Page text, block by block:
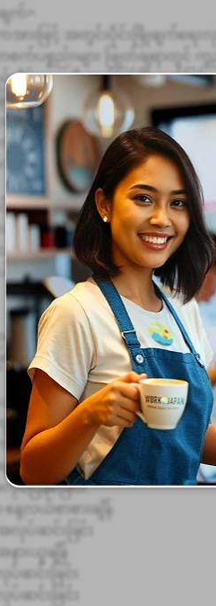
က်>
းဖြင့် အတွင်းပိုင်းဖြိုဖျက်ရေးလု
ာစက်ပစ္စည်းများ ဖြုတ်ချရာတွ
းများကို လက်ဖြင့်ဖြိုဖျက်ခြင်း၊
ဖုန်မှုန့်များမ၀င်စေရန် ရေလောင်
းတွင် အတွေ့အကြုံရှိလုပ်သားမျာ
င်းရေးကို ဦးစားပေးသောပ
သည်။
းဆိုင်ရာခွန်အားကို ယုံကြည်မှုမ
င် ယုံကြည်မှုဖြင့် အလုပ်လုပ်နိုင်ပါ
ခွင်တွင် အဖွဲ့လိုက်လုပ်ဆောင်ရမည်ဖြ
က ချက်ချင်းမေးခွန်းများမေ
ေ ၅:၀၀
ျ၊ ၁၂၀ မိနစ် အနားယူချိန်)
ား]
သို့ရောက်ရှိခြင်း
က်ခင်း အစည်းအဝေး/အလုပ်စတင်ခ
းယူချိန်
ပ်ပြန်စခြင်း
ေ့လယ်စာစားချိန်
ပ်ဆင်းခြင်း
ားယူချိန်
ဆင်းခြင်း
ဆင်းခြင်း